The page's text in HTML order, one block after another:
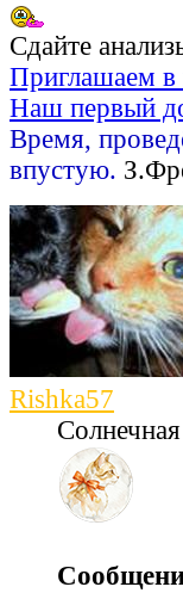
Сдайте
Приглашаем
Наш первый
Время,
впустую.
Rishka57